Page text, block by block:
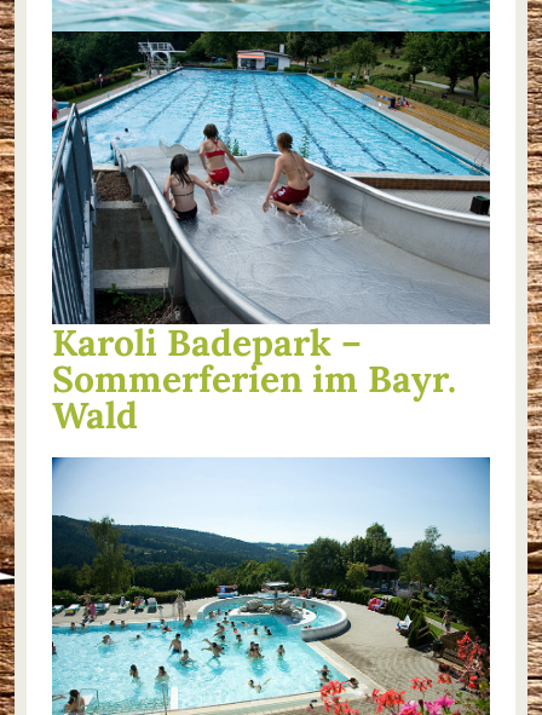
Karoli Badepark –
Sommerferien im Bayr.
Wald